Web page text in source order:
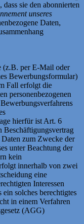
sie den abonnierten
unseres
Daten,
(z.B. per E-Mail oder
Bewerbungsformular)
Fall erfolgt die
personenbezogenen
hierfür ist Art. 6
zum Zwecke der
unter Beachtung der
kein
innerhalb von zwei
eine
Interessen
ein solches berechtigtes
in einem Verfahren
(AGG)